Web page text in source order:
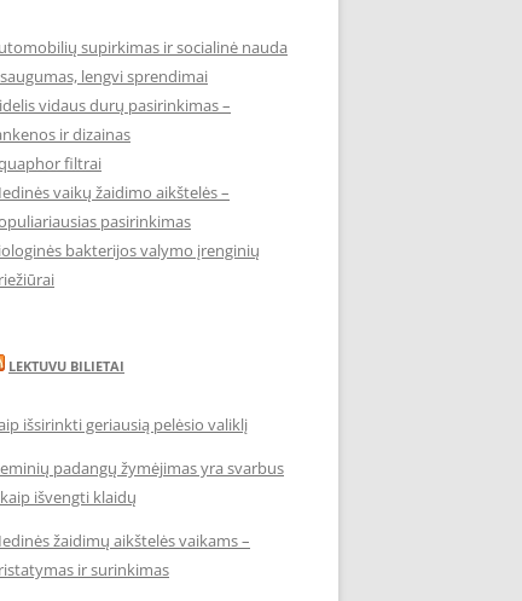
supirkimas ir socialinė nauda
lengvi sprendimai
vidaus durų pasirinkimas –
ir dizainas
filtrai
vaikų žaidimo aikštelės –
pasirinkimas
bakterijos valymo įrenginių
LEKTUVU BILIETAI
išsirinkti geriausią pelėsio valiklį
padangų žymėjimas yra svarbus
išvengti klaidų
žaidimų aikštelės vaikams –
ir surinkimas